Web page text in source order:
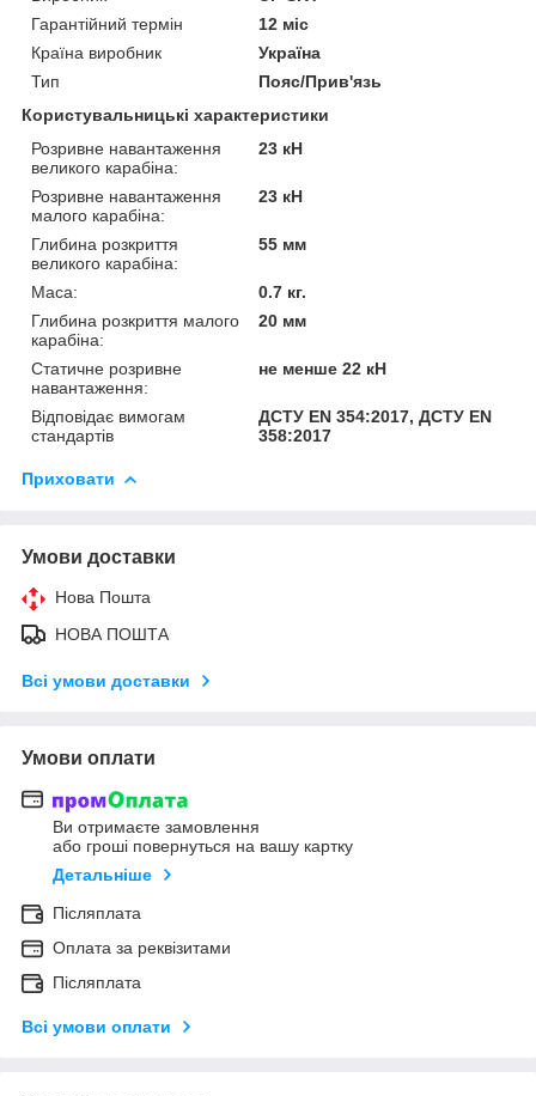
Гарантійний термін
12 міс
Країна виробник
Україна
Тип
Пояс/Прив'язь
Користувальницькі характеристики
Розривне навантаження
великого карабіна:
23 кН
Розривне навантаження
малого карабіна:
23 кН
Глибина розкриття
великого карабіна:
55 мм
Маса:
0.7 кг.
Глибина розкриття малого
карабіна:
20 мм
Статичне розривне
навантаження:
не менше 22 кН
Відповідає вимогам
стандартів
ДСТУ EN 354:2017, ДСТУ EN
358:2017
Приховати
Умови доставки
Нова Пошта
НОВА ПОШТА
Всі умови доставки
Умови оплати
Ви отримаєте замовлення
або гроші повернуться на вашу картку
Детальніше
Післяплата
Оплата за реквізитами
Післяплата
Всі умови оплати